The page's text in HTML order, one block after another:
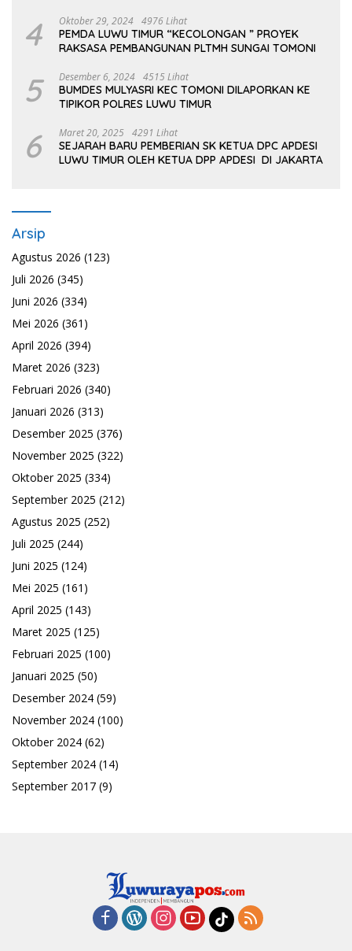
4 Oktober 29, 2024 4976 Lihat
PEMDA LUWU TIMUR “KECOLONGAN ” PROYEK
RAKSASA PEMBANGUNAN PLTMH SUNGAI TOMONI
5 Desember 6, 2024 4515 Lihat
BUMDES MULYASRI KEC TOMONI DILAPORKAN KE
TIPIKOR POLRES LUWU TIMUR
6 Maret 20, 2025 4291 Lihat
SEJARAH BARU PEMBERIAN SK KETUA DPC APDESI
LUWU TIMUR OLEH KETUA DPP APDESI DI JAKARTA
Arsip
Agustus 2026 (123)
Juli 2026 (345)
Juni 2026 (334)
Mei 2026 (361)
April 2026 (394)
Maret 2026 (323)
Februari 2026 (340)
Januari 2026 (313)
Desember 2025 (376)
November 2025 (322)
Oktober 2025 (334)
September 2025 (212)
Agustus 2025 (252)
Juli 2025 (244)
Juni 2025 (124)
Mei 2025 (161)
April 2025 (143)
Maret 2025 (125)
Februari 2025 (100)
Januari 2025 (50)
Desember 2024 (59)
November 2024 (100)
Oktober 2024 (62)
September 2024 (14)
September 2017 (9)